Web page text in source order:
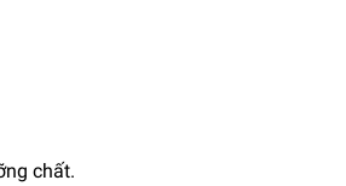
chất.